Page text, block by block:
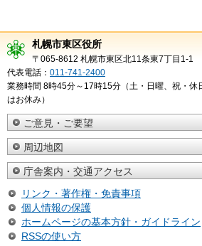
札幌市東区役所
〒065-8612 札幌市東区北11条東7丁目1-1
代表電話： 011-741-2400
業務時間 8時45分～17時15分（土・日曜、祝・休
はお休み）
ご意見・ご要望
周辺地図
庁舎案内・交通アクセス
リンク・著作権・免責事項
個人情報の保護
ホームページの基本方針・ガイドライン
RSSの使い方